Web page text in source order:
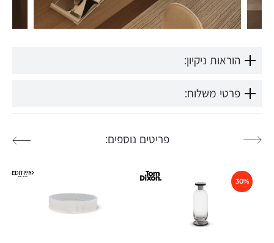
הוראות ניקיון:
פרטי משלוח:
פריטים נוספים:
30%